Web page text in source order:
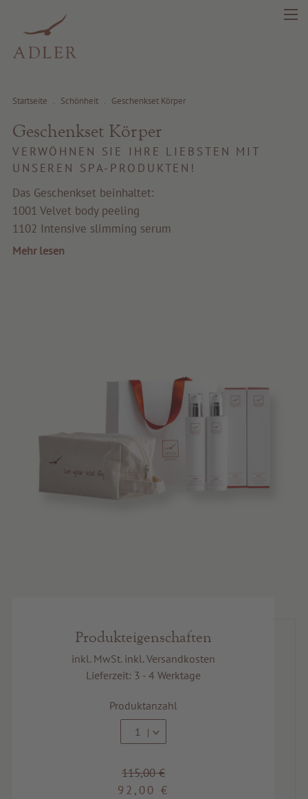
search DE IT EN
Schönheit
Gesundheit
Service & Info
Startseite . Schönheit . Geschenkset Körper
Geschenkset Körper
VERWÖHNEN SIE IHRE LIEBSTEN MIT
UNSEREN SPA-PRODUKTEN!
Das Geschenkset beinhaltet:
1001 Velvet body peeling
1102 Intensive slimming serum
Mehr lesen
Produkteigenschaften
inkl. MwSt. inkl. Versandkosten
Lieferzeit: 3 - 4 Werktage
Produktanzahl
1
115,00 €
92,00 €